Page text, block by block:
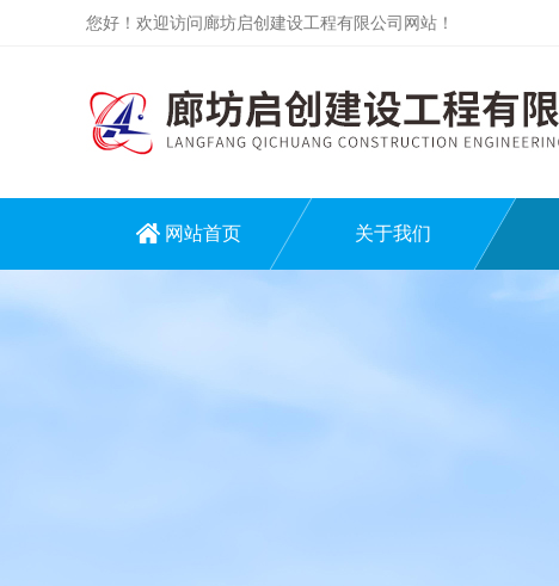
您好！欢迎访问廊坊启创建设工程有限公司网站！
网站首页 关于我们